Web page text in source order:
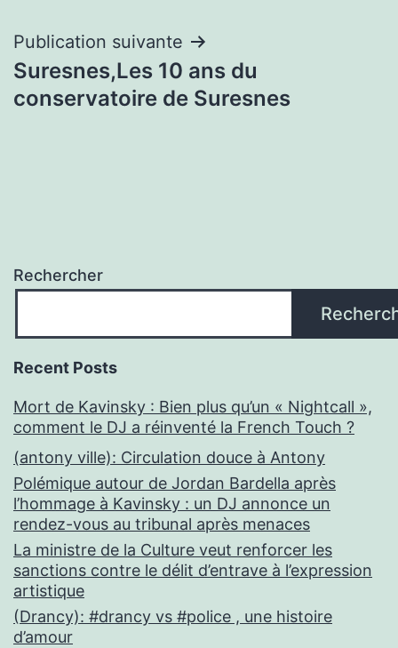
Publication suivante
Suresnes,Les 10 ans du
conservatoire de Suresnes
Rechercher
Recent Posts
Mort de Kavinsky : Bien plus qu’un « Nightcall »,
comment le DJ a réinventé la French Touch ?
(antony ville): Circulation douce à Antony
Polémique autour de Jordan Bardella après
l’hommage à Kavinsky : un DJ annonce un
rendez-vous au tribunal après menaces
La ministre de la Culture veut renforcer les
sanctions contre le délit d’entrave à l’expression
artistique
(Drancy): #drancy vs #police , une histoire
d’amour